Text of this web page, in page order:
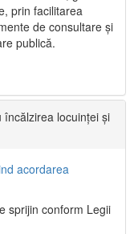
prin facilitarea
de consultare și
publică.
locuinței și
acordarea
sprijin conform Legii